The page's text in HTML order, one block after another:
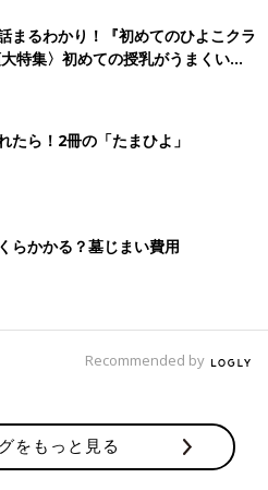
まるわかり！『初めてのひよこクラ
特集〉初めての授乳がうまくい
ルクの基本と夏のトラブル 解決テ
たら！2冊の「たまひよ」
らかかる？墓じまい費用
Recommended by
をもっと見る